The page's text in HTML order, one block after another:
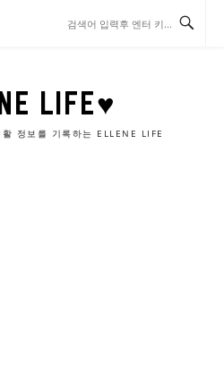
LIFE♥
활 정보를 기록하는 ELLENE LIFE